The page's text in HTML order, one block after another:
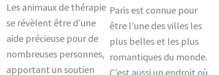
Les animaux de thérapie
se révèlent être d’une
aide précieuse pour de
nombreuses personnes,
apportant un soutien
Paris est connue pour
être l’une des villes les
plus belles et les plus
romantiques du monde.
C’est aussi un endroit où